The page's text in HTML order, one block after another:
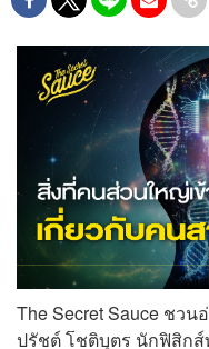
The Secret Sauce ชว
ปรัชต์ โชติบุตร นักฟิสิกส์